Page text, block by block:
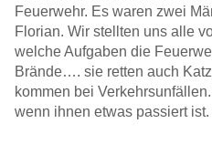
Feuerwehr. Es waren zwei
Florian. Wir stellten uns alle
welche Aufgaben die
Brände…. sie retten auch
kommen bei
wenn ihnen etwas passiert ist.